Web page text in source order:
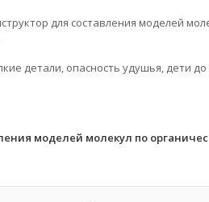
для составления моделей
детали, опасность удушья, дети
моделей молекул по